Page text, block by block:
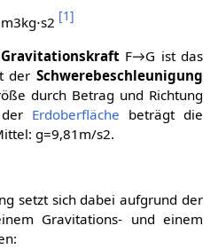
m3kg⋅s2 [1]
Gravitationskraft F→G ist das
derSchwerebeschleunigung
durch Betrag und Richtung
Erdoberfläche beträgt die
g=9,81 m/s2.
setzt sich dabei aufgrund der
Gravitations- und einem